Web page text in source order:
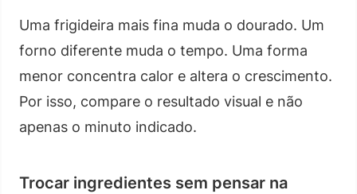
Uma frigideira mais fina muda o dourado. Um
forno diferente muda o tempo. Uma forma
menor concentra calor e altera o crescimento.
Por isso, compare o resultado visual e não
apenas o minuto indicado.
Trocar ingredientes sem pensar na